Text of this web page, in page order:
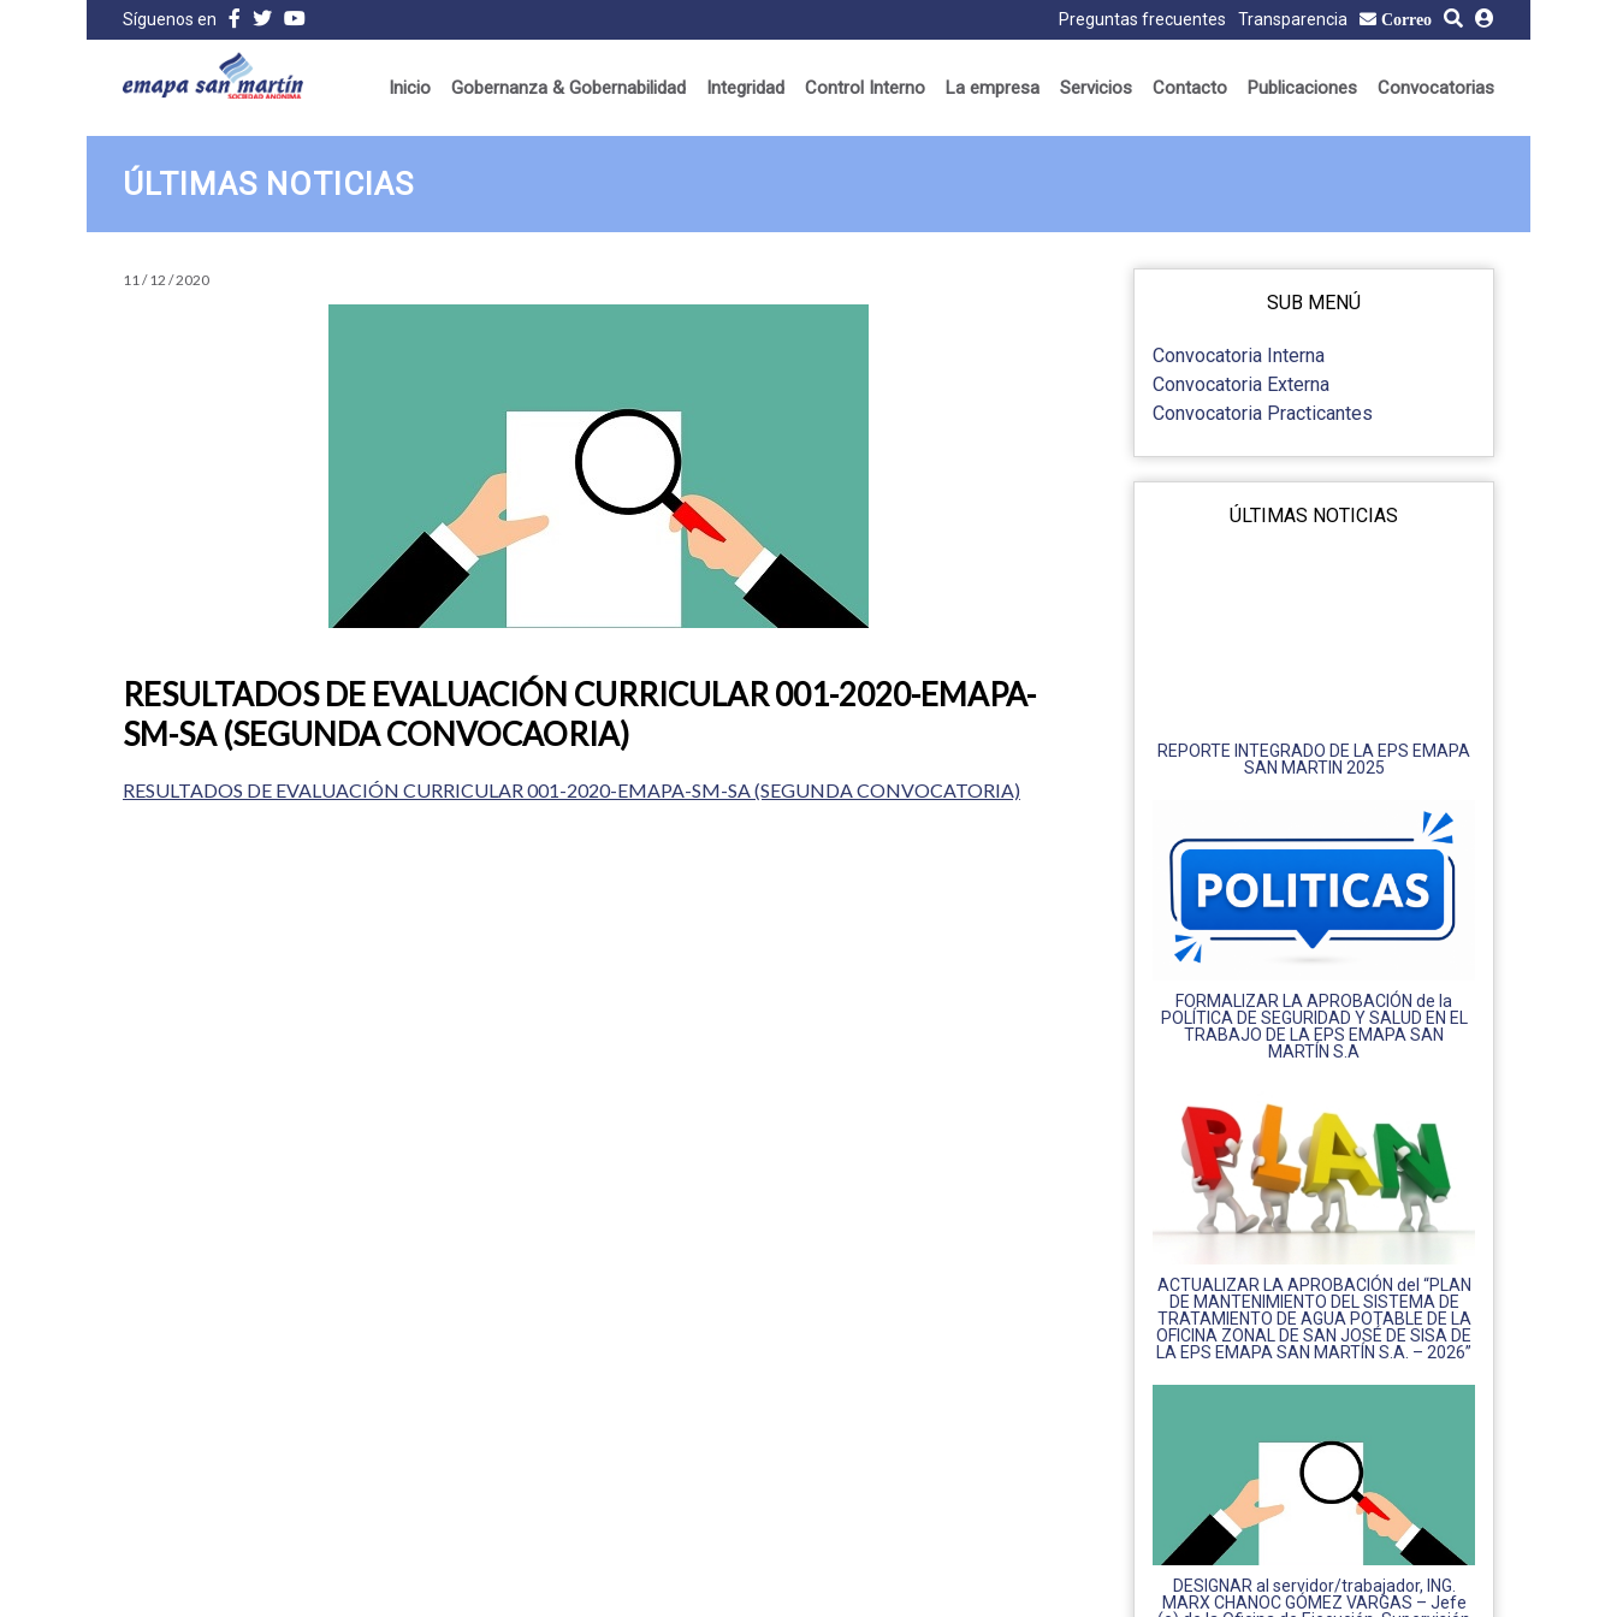
Síguenos en Preguntas frecuentes Transparencia Correo
Inicio Gobernanza & Gobernabilidad Integridad Control Interno La empresa Servicios Contacto Publicaciones Convocatorias
ÚLTIMAS NOTICIAS
11 / 12 / 2020
RESULTADOS DE EVALUACIÓN CURRICULAR 001-2020-EMAPA-
SM-SA (SEGUNDA CONVOCAORIA)
RESULTADOS DE EVALUACIÓN CURRICULAR 001-2020-EMAPA-SM-SA (SEGUNDA CONVOCATORIA)
SUB MENÚ
Convocatoria Interna
Convocatoria Externa
Convocatoria Practicantes
ÚLTIMAS NOTICIAS
REPORTE INTEGRADO DE LA EPS EMAPA
SAN MARTIN 2025
FORMALIZAR LA APROBACIÓN de la
POLÍTICA DE SEGURIDAD Y SALUD EN EL
TRABAJO DE LA EPS EMAPA SAN
MARTÍN S.A
ACTUALIZAR LA APROBACIÓN del “PLAN
DE MANTENIMIENTO DEL SISTEMA DE
TRATAMIENTO DE AGUA POTABLE DE LA
OFICINA ZONAL DE SAN JOSÉ DE SISA DE
LA EPS EMAPA SAN MARTÍN S.A. – 2026”
DESIGNAR al servidor/trabajador, ING.
MARX CHANOC GÓMEZ VARGAS – Jefe